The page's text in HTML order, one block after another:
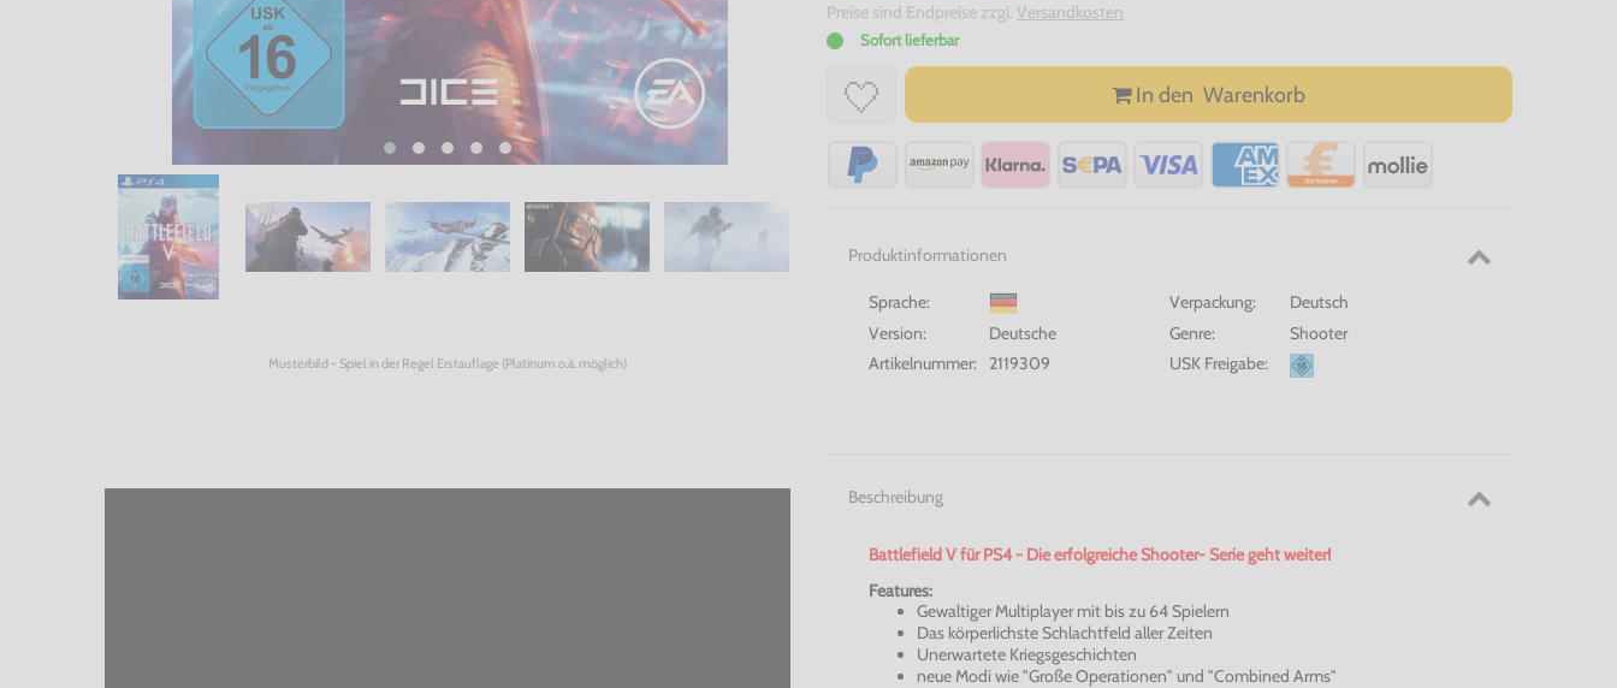
Musterbild - Spiel in der Regel Erstauflage (Platinum o.ä. möglich)
Preise sind Endpreise zzgl. Versandkosten
Sofort lieferbar
In den Warenkorb
Produktinformationen
Sprache: Verpackung:
Deutsch
Version:
Deutsche Genre:
Shooter
Artikelnummer:
2119309 USK Freigabe:
Beschreibung
BattlefieldV für PS4 - Die erfolgreicheShooter- Serie geht weiter!
Features:
Gewaltiger Multiplayer mit bis zu 64 Spielern
Das körperlichste Schlachtfeld aller Zeiten
Unerwartete Kriegsgeschichten
neue Modi wie "Große Operationen" und "Combined Arms"